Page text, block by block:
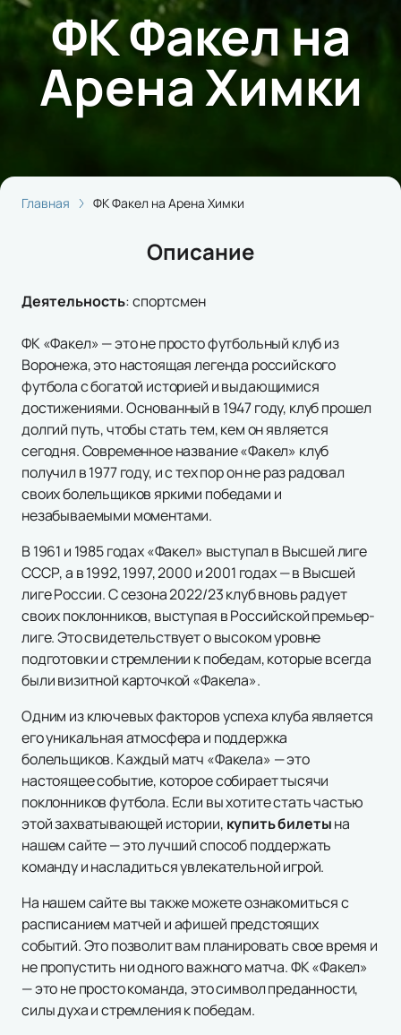
ФК Факел на
Арена Химки
Главная ФК Факел на Арена Химки
Описание
Деятельность:спортсмен
ФК «Факел» — это не просто футбольный клуб из
Воронежа, это настоящая легенда российского
футбола с богатой историей и выдающимися
достижениями. Основанный в 1947 году, клуб прошел
долгий путь, чтобы стать тем, кем он является
сегодня. Современное название «Факел» клуб
получил в 1977 году, и с тех пор он не раз радовал
своих болельщиков яркими победами и
незабываемыми моментами.
В 1961 и 1985 годах «Факел» выступал в Высшей лиге
СССР, а в 1992, 1997, 2000 и 2001 годах — в Высшей
лиге России. С сезона 2022/23 клуб вновь радует
своих поклонников, выступая в Российской премьер-
лиге. Это свидетельствует о высоком уровне
подготовки и стремлении к победам, которые всегда
были визитной карточкой «Факела».
Одним из ключевых факторов успеха клуба является
его уникальная атмосфера и поддержка
болельщиков. Каждый матч «Факела» — это
настоящее событие, которое собирает тысячи
поклонников футбола. Если вы хотите стать частью
этой захватывающей истории, купить билетына
нашем сайте — это лучший способ поддержать
команду и насладиться увлекательной игрой.
На нашем сайте вы также можете ознакомиться с
расписанием матчей и афишей предстоящих
событий. Это позволит вам планировать свое время и
не пропустить ни одного важного матча. ФК «Факел»
— это не просто команда, это символ преданности,
силы духа и стремления к победам.